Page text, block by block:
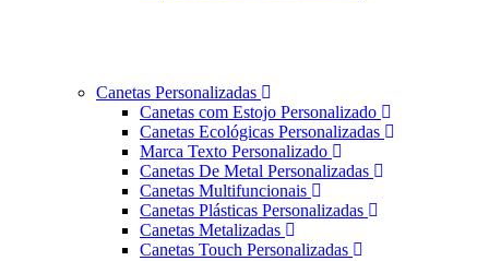
Canetas Personalizadas
Canetas com Estojo Personalizado
Canetas Ecológicas Personalizadas
Marca Texto Personalizado
Canetas De Metal Personalizadas
Canetas Multifuncionais
Canetas Plásticas Personalizadas
Canetas Metalizadas
Canetas Touch Personalizadas